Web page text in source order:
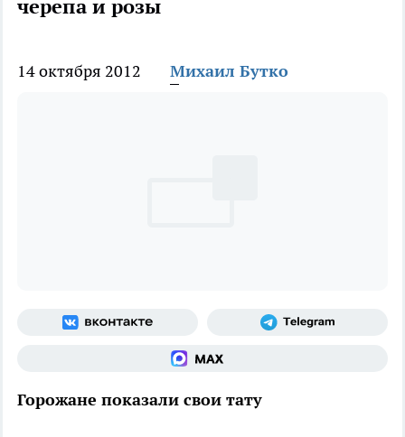
черепа и розы
14 октября 2012 Михаил Бутко
Горожане показали свои тату